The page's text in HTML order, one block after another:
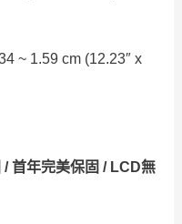
~ 1.59 cm (12.23″ x
首年完美保固 / LCD無